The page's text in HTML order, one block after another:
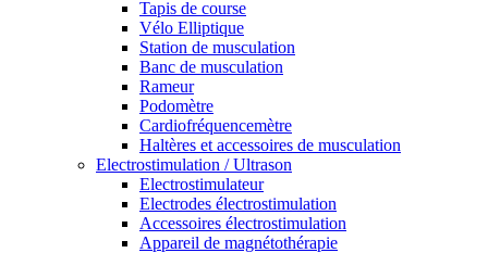
Tapis de course
Vélo Elliptique
Station de musculation
Banc de musculation
Rameur
Podomètre
Cardiofréquencemètre
Haltères et accessoires de musculation
Electrostimulation / Ultrason
Electrostimulateur
Electrodes électrostimulation
Accessoires électrostimulation
Appareil de magnétothérapie